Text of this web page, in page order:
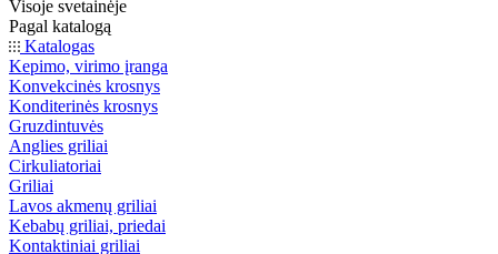
Visoje svetainėje
Pagal katalogą
Katalogas
Kepimo, virimo įranga
Konvekcinės krosnys
Konditerinės krosnys
Gruzdintuvės
Anglies griliai
Cirkuliatoriai
Griliai
Lavos akmenų griliai
Kebabų griliai, priedai
Kontaktiniai griliai